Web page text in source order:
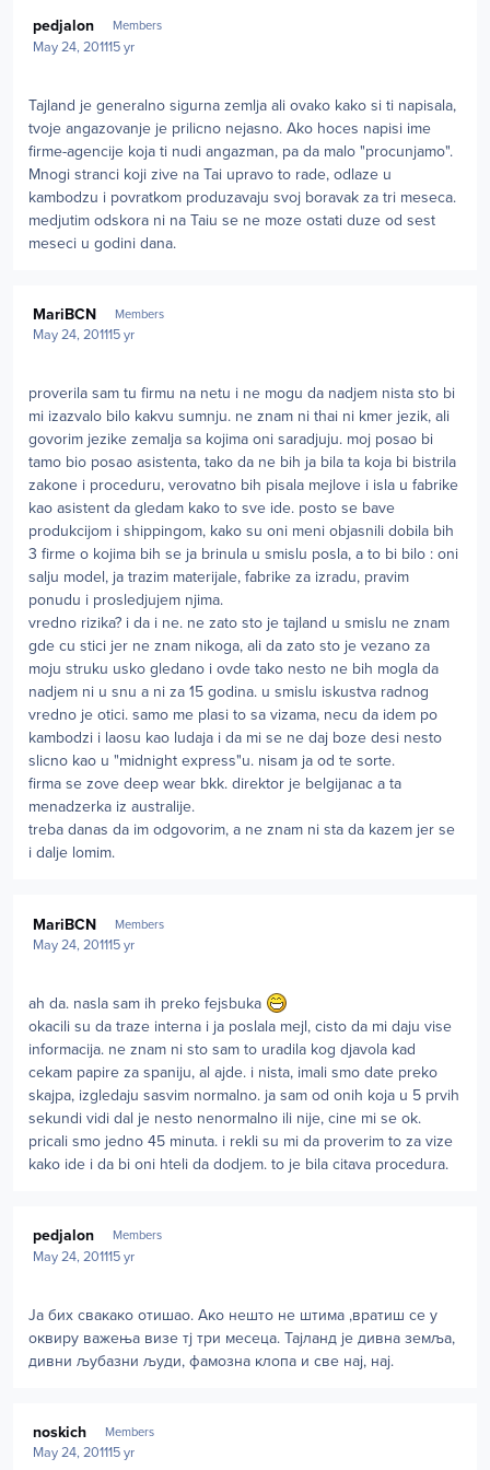
pedjalon Members
May 24, 201115 yr
Tajland je generalno sigurna zemlja ali ovako kako si ti napisala,
tvoje angazovanje je prilicno nejasno. Ako hoces napisi ime
firme-agencije koja ti nudi angazman, pa da malo "procunjamo".
Mnogi stranci koji zive na Tai upravo to rade, odlaze u
kambodzu i povratkom produzavaju svoj boravak za tri meseca.
medjutim odskora ni na Taiu se ne moze ostati duze od sest
meseci u godini dana.
MariBCN Members
May 24, 201115 yr
proverila sam tu firmu na netu i ne mogu da nadjem nista sto bi
mi izazvalo bilo kakvu sumnju. ne znam ni thai ni kmer jezik, ali
govorim jezike zemalja sa kojima oni saradjuju. moj posao bi
tamo bio posao asistenta, tako da ne bih ja bila ta koja bi bistrila
zakone i proceduru, verovatno bih pisala mejlove i isla u fabrike
kao asistent da gledam kako to sve ide. posto se bave
produkcijom i shippingom, kako su oni meni objasnili dobila bih
3 firme o kojima bih se ja brinula u smislu posla, a to bi bilo : oni
salju model, ja trazim materijale, fabrike za izradu, pravim
ponudu i prosledjujem njima.
vredno rizika? i da i ne. ne zato sto je tajland u smislu ne znam
gde cu stici jer ne znam nikoga, ali da zato sto je vezano za
moju struku usko gledano i ovde tako nesto ne bih mogla da
nadjem ni u snu a ni za 15 godina. u smislu iskustva radnog
vredno je otici. samo me plasi to sa vizama, necu da idem po
kambodzi i laosu kao ludaja i da mi se ne daj boze desi nesto
slicno kao u "midnight express"u. nisam ja od te sorte.
firma se zove deep wear bkk. direktor je belgijanac a ta
menadzerka iz australije.
treba danas da im odgovorim, a ne znam ni sta da kazem jer se
i dalje lomim.
MariBCN Members
May 24, 201115 yr
ah da. nasla sam ih preko fejsbuka
okacili su da traze interna i ja poslala mejl, cisto da mi daju vise
informacija. ne znam ni sto sam to uradila kog djavola kad
cekam papire za spaniju, al ajde. i nista, imali smo date preko
skajpa, izgledaju sasvim normalno. ja sam od onih koja u 5 prvih
sekundi vidi dal je nesto nenormalno ili nije, cine mi se ok.
pricali smo jedno 45 minuta. i rekli su mi da proverim to za vize
kako ide i da bi oni hteli da dodjem. to je bila citava procedura.
pedjalon Members
May 24, 201115 yr
Ја бих свакако отишао. Ако нешто не штима ,вратиш се у
оквиру важења визе тј три месеца. Тајланд је дивна земља,
дивни љубазни људи, фамозна клопа и све нај, нај.
noskich Members
May 24, 201115 yr